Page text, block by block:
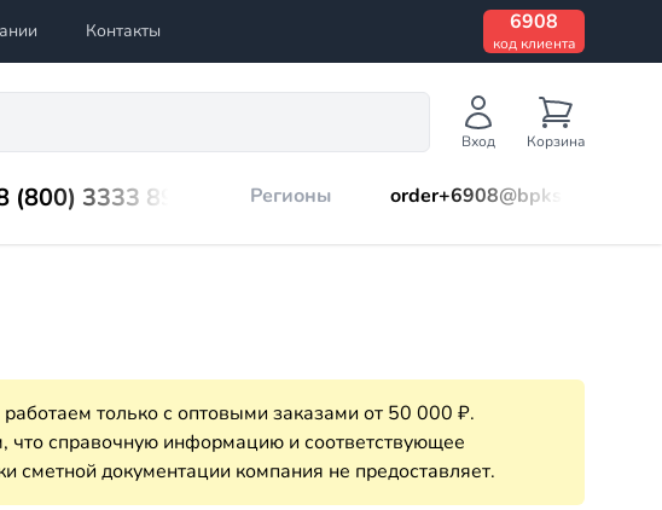
Контакты 6908
код клиента
Вход Корзина
(800) 3333 899 Регионы order+6908@bpks.ru
только с оптовыми заказами от 50 000 ₽.
справочную информацию и соответствующее
сметной документации компания не предоставляет.